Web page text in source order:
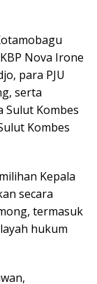
Nova Irone
para PJU
serta
Sulut Kombes
Kombes
Kepala
secara
termasuk
hukum